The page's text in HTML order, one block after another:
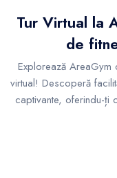
Tur Virtual la
de
Explorează AreaGym
virtual! Descoperă
captivante, oferindu-ți